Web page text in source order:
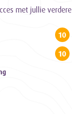
met jullie
10
10